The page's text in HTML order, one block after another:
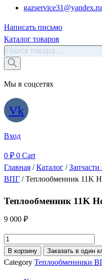
gazservice31@yandex.ru
Написать письмо
Каталог товаров
Поиск
товаров
Мы в соцсетях
Vk
Вход
0 ₽ 0 Cart
Главная /Каталог /
ВПГ / Теплообменник 11K
Теплообменник 11K
9 000 ₽
Количество
товара
Теплообменник
В корзину Заказать в один
Category Теплообменники